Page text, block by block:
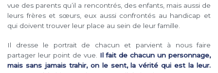
vue des parents qu’il a rencontrés, des enfants, mais aussi de
leurs frères et sœurs, eux aussi confrontés au handicap et
qui doivent trouver leur place au sein de leur famille.
Il dresse le portrait de chacun et parvient à nous faire
partager leur point de vue. Il fait de chacun un personnage,
mais sans jamais trahir, on le sent, la vérité qui est la leur.